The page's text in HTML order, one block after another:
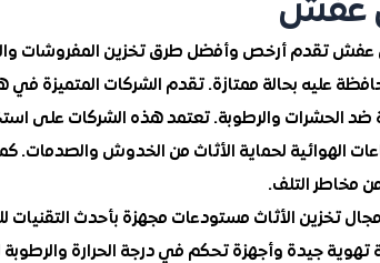
عفش
عفش تقدم أرخص وأفضل طرق تخزين المفروشات
عليه بحالة ممتازة. تقدم الشركات المتميزة
ضد الحشرات والرطوبة. تعتمد هذه الشركات على
الهوائية لحماية الأثاث من الخدوش والصدمات.
مخاطر التلف.
تخزين الأثاث مستودعات مجهزة بأحدث
جيدة وأجهزة تحكم في درجة الحرارة